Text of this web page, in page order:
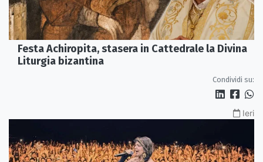
Festa Achiropita, stasera in Cattedrale la Divina
Liturgia bizantina
Condividi su:
Ieri